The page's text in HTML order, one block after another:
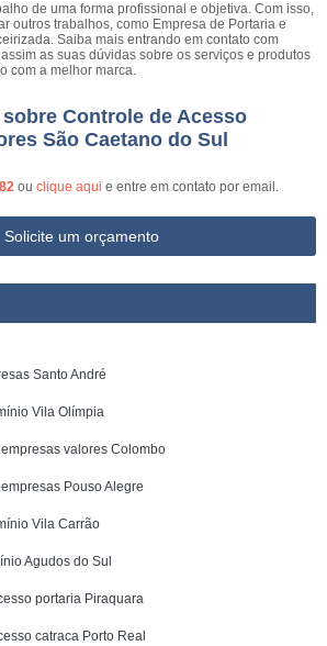
de uma forma profissional e objetiva. Com isso,
outros trabalhos, como Empresa de Portaria e
Saiba mais entrando em contato com
as suas dúvidas sobre os serviços e produtos
com a melhor marca.
Controle de Acesso
São Caetano do Sul
ou clique aqui e entre em contato por email.
Solicite um orçamento
Santo André
Vila Olímpia
valores Colombo
Pouso Alegre
Vila Carrão
Agudos do Sul
portaria Piraquara
catraca Porto Real